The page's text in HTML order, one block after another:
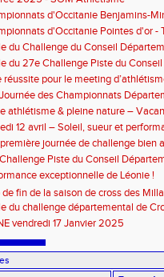
d'Occitanie Benjamins-
– Albi
d'Occitanie Pointes d'or -
du Challenge du Conseil
du 27e Challenge Piste du
réussite pour le meeting
des Championnats
athlétisme & pleine nature –
12 avril – Soleil, sueur et
pour la 2eme journée du
journée de challenge bien
Piste du Conseil
exceptionnelle de Léonie !
fin de la saison de cross des
du challenge départemental de
vendredi 17 Janvier 2025